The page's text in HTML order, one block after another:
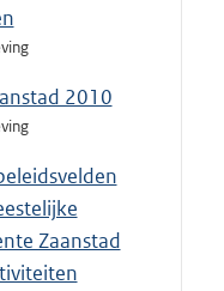
2010
Zaanstad